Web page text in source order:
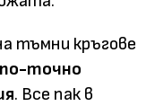
тъмни кръгове
точно
. Все пак в